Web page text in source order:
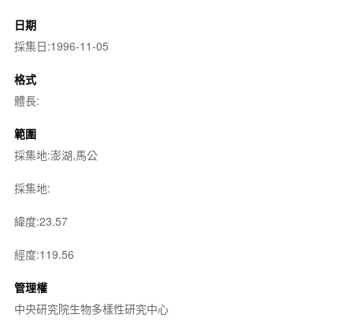
日期
採集日:1996-11-05
格式
體長:
範圍
採集地:澎湖,馬公
採集地:
緯度:23.57
經度:119.56
管理權
中央研究院生物多樣性研究中心